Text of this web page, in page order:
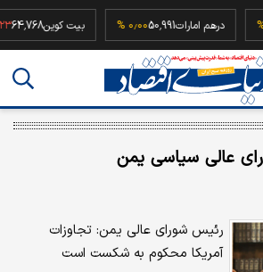
% درهم امارات50,991 ۰٫۰۰ % بیت کوین
عالی سیاسی یمن
رئیس شورای عالی یمن: تجاوزات
آمریکا محکوم به شکست است